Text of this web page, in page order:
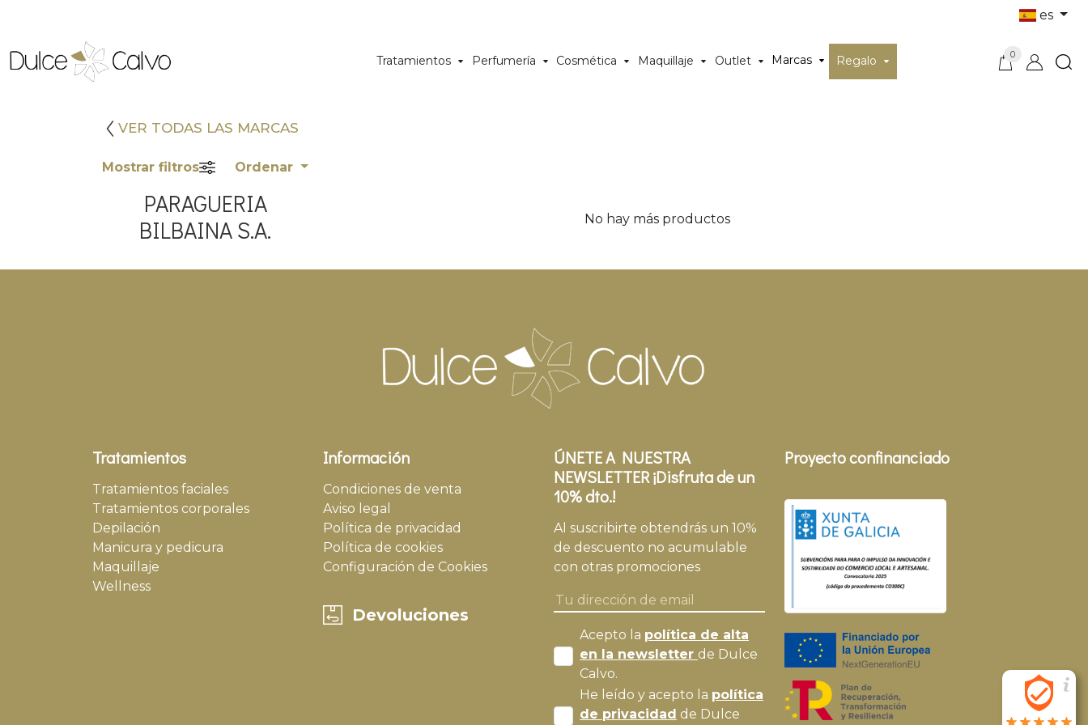
es
Tratamientos Perfumería Cosmética Maquillaje Outlet Marcas Regalo 0
VER TODAS LAS MARCAS
Mostrar filtros Ordenar
PARAGUERIA
BILBAINA S.A.
No hay más productos
Tratamientos
Tratamientos faciales
Tratamientos corporales
Depilación
Manicura y pedicura
Maquillaje
Wellness
Información
Condiciones de venta
Aviso legal
Política de privacidad
Política de cookies
Configuración de Cookies
Devoluciones
ÚNETE A NUESTRA
NEWSLETTER ¡Disfruta de un
10% dto.!
Al suscribirte obtendrás un 10%
de descuento no acumulable
con otras promociones
Acepto la política de alta
en la newsletter de Dulce
Calvo.
He leído y acepto la política
de privacidad de Dulce
Proyecto confinanciado